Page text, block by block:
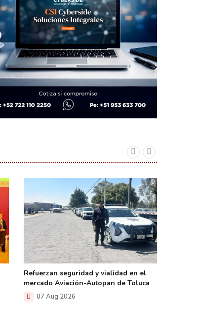
Refuerzan seguridad y vialidad en el
mercado Aviación-Autopan de Toluca
07 Aug 2026